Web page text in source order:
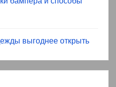
выгоднее открыть